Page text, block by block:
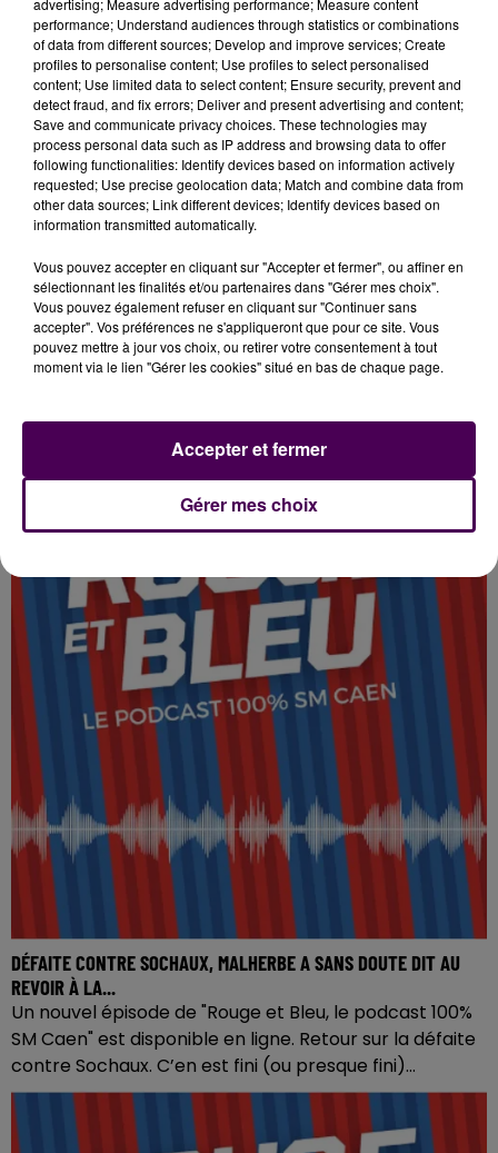
ÉMISSION SPÉCIALE SUR LES FÉMININES AVANT LEUR QUART DE
FINALE DE...
consacrée aux féminines du SMC, quelques jours...
DÉFAITE CONTRE SOCHAUX, MALHERBE A SANS DOUTE DIT AU
REVOIR À LA...
Un nouvel épisode de "Rouge et Bleu, le podcast 100%
SM Caen" est disponible en ligne. Retour sur la défaite
contre Sochaux. C’en est fini (ou presque fini)...
performance; Understand audiences through statistics or combinations
of data from different sources; Develop and improve services; Create
profiles to personalise content; Use profiles to select personalised
content; Use limited data to select content; Ensure security, prevent and
detect fraud, and fix errors; Deliver and present advertising and content;
Save and communicate privacy choices. These technologies may
process personal data such as IP address and browsing data to offer
following functionalities: Identify devices based on information actively
requested; Use precise geolocation data; Match and combine data from
other data sources; Link different devices; Identify devices based on
information transmitted automatically.
Vous pouvez accepter en cliquant sur "Accepter et fermer", ou affiner en
sélectionnant les finalités et/ou partenaires dans "Gérer mes choix".
Vous pouvez également refuser en cliquant sur "Continuer sans
accepter". Vos préférences ne s'appliqueront que pour ce site. Vous
pouvez mettre à jour vos choix, ou retirer votre consentement à tout
moment via le lien "Gérer les cookies" situé en bas de chaque page.
Gérer mes choix
Accepter et fermer